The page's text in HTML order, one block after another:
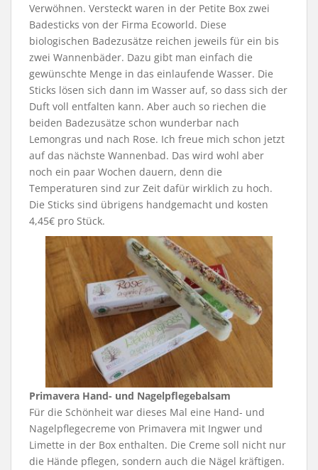
Verwöhnen. Versteckt waren in der Petite Box zwei
Badesticks von der Firma Ecoworld. Diese
biologischen Badezusätze reichen jeweils für ein bis
zwei Wannenbäder. Dazu gibt man einfach die
gewünschte Menge in das einlaufende Wasser. Die
Sticks lösen sich dann im Wasser auf, so dass sich der
Duft voll entfalten kann. Aber auch so riechen die
beiden Badezusätze schon wunderbar nach
Lemongras und nach Rose. Ich freue mich schon jetzt
auf das nächste Wannenbad. Das wird wohl aber
noch ein paar Wochen dauern, denn die
Temperaturen sind zur Zeit dafür wirklich zu hoch.
Die Sticks sind übrigens handgemacht und kosten
4,45€ pro Stück.
Primavera Hand- und Nagelpflegebalsam
Für die Schönheit war dieses Mal eine Hand- und
Nagelpflegecreme von Primavera mit Ingwer und
Limette in der Box enthalten. Die Creme soll nicht nur
die Hände pflegen, sondern auch die Nägel kräftigen.